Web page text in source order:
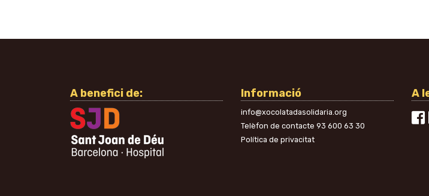
A benefici de: Informació
info@xocolatadasolidaria.org
Telèfon de contacte 93 600 63 30
Política de privacitat
A